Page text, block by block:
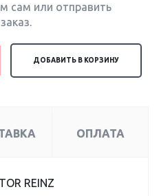
сам или отправить
ДОБАВИТЬ В КОРЗИНУ
ОПЛАТА
REINZ